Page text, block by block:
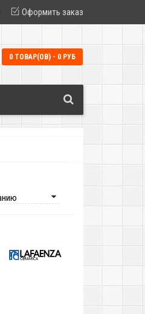
Оформить заказ
0 ТОВАР(ОВ) - 0 РУБ